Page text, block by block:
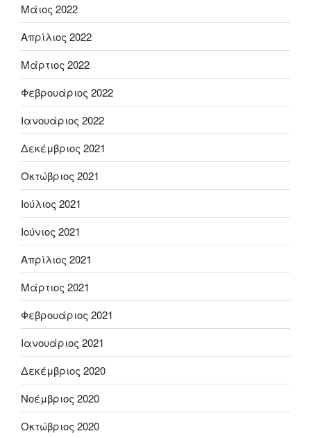
Μάιος 2022
Απρίλιος 2022
Μάρτιος 2022
Φεβρουάριος 2022
Ιανουάριος 2022
Δεκέμβριος 2021
Οκτώβριος 2021
Ιούλιος 2021
Ιούνιος 2021
Απρίλιος 2021
Μάρτιος 2021
Φεβρουάριος 2021
Ιανουάριος 2021
Δεκέμβριος 2020
Νοέμβριος 2020
Οκτώβριος 2020